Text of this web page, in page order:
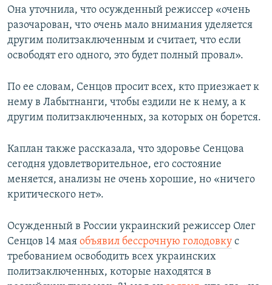
Она уточнила, что осужденный режиссер «очень
разочарован, что очень мало внимания уделяется
другим политзаключенным и считает, что если
освободят его одного, это будет полный провал».
По ее словам, Сенцов просит всех, кто приезжает к
нему в Лабытнанги, чтобы ездили не к нему, а к
другим политзаключенных, за которых он борется.
Каплан также рассказала, что здоровье Сенцова
сегодня удовлетворительное, его состояние
меняется, анализы не очень хорошие, но «ничего
критического нет».
Осужденный в России украинский режиссер Олег
Сенцов 14 мая объявил бессрочную голодовку с
требованием освободить всех украинских
политзаключенных, которые находятся в